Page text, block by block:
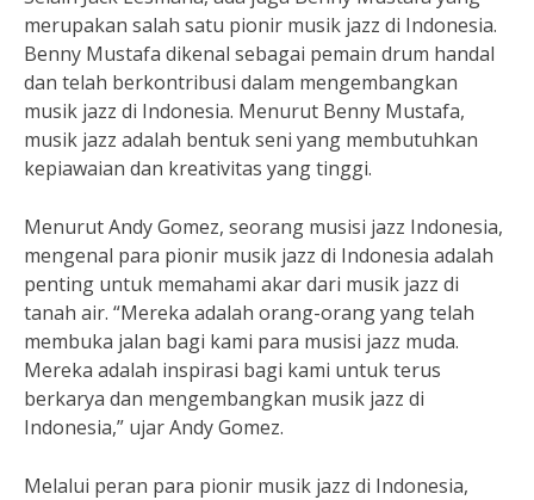
merupakan salah satu pionir musik jazz di Indonesia.
Benny Mustafa dikenal sebagai pemain drum handal
dan telah berkontribusi dalam mengembangkan
musik jazz di Indonesia. Menurut Benny Mustafa,
musik jazz adalah bentuk seni yang membutuhkan
kepiawaian dan kreativitas yang tinggi.
Menurut Andy Gomez, seorang musisi jazz Indonesia,
mengenal para pionir musik jazz di Indonesia adalah
penting untuk memahami akar dari musik jazz di
tanah air. “Mereka adalah orang-orang yang telah
membuka jalan bagi kami para musisi jazz muda.
Mereka adalah inspirasi bagi kami untuk terus
berkarya dan mengembangkan musik jazz di
Indonesia,” ujar Andy Gomez.
Melalui peran para pionir musik jazz di Indonesia,